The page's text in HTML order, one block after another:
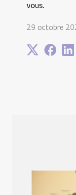
vous.
29 octobre